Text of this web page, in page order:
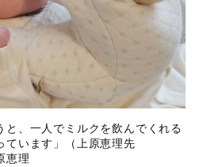
と、一人でミルクを飲んでくれる
ています」（上原恵理先
理